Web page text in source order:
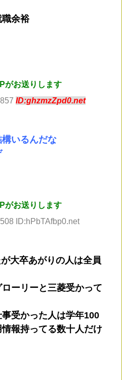
余裕
がお送りします
ID:ghzmzZpd0.net
いるんだな
がお送りします
ID:hPbTAfbp0.net
大卒あがりの人は全員
ーリーと三菱受かって
受かった人は学年100
報持ってる数十人だけ